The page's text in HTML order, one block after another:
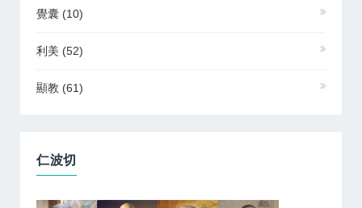
覺囊 (10)
利美 (52)
顯教 (61)
仁波切